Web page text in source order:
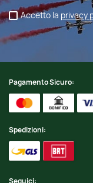
Accetto la privacy
Pagamento Sicuro:
Spedizioni:
Seguici: